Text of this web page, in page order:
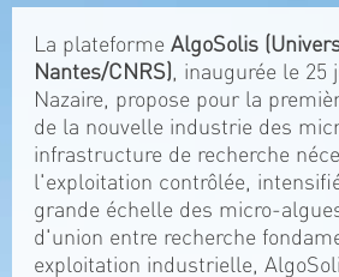
La plateforme AlgoSolis
Nantes/CNRS), inaugurée le 25
Nazaire, propose pour la
de la nouvelle industrie des
infrastructure de recherche
l'exploitation contrôlée,
grande échelle des micro-
d'union entre recherche
exploitation industrielle,